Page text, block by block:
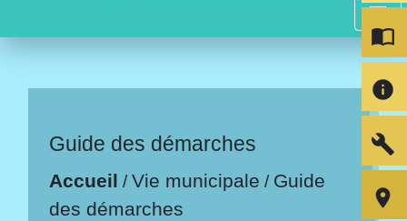
menu
Guide des démarches
Accueil /Vie municipale / Guide
des démarches
import_contacts
info
build
room